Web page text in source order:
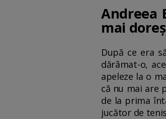
Andreea
mai
După ce era
dărâmat-o,
apeleze la o
că nu mai are
de la prima
jucător de